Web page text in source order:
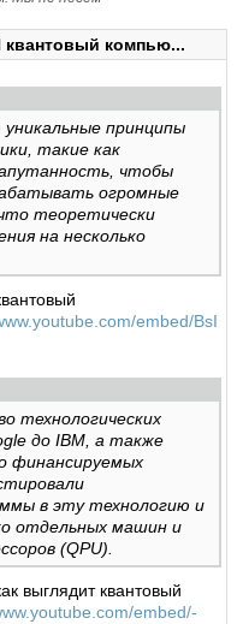
компью...
принципы
такие как
чтобы
огромные
теоретически
на несколько
embed/BsI
технологических
до IBM, а также
финансируемых
в эту технологию и
отдельных машин и
(QPU).
выглядит квантовый
embed/-